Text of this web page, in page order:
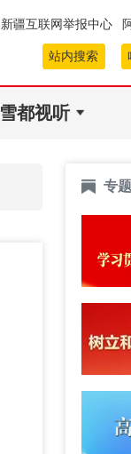
新疆互联网举报中心
站内搜索
雪都视听
专